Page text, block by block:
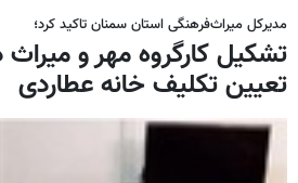
مدیرکل میراث‌فرهنگی استان سمنان تاکید کرد؛
تشکیل کارگروه مهر و
تعیین تکلیف خانه عطاردی